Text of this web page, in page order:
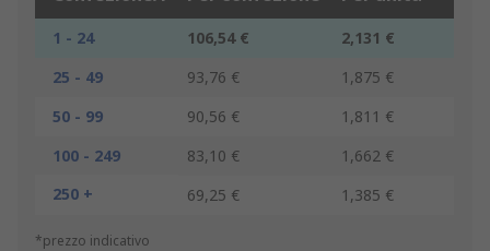
1 - 24 106,54 €
2,131 €
25 - 49
93,76 €
1,875 €
50 - 99
90,56 €
1,811 €
100 - 249
83,10 €
1,662 €
250 +
69,25 € 1,385 €
*prezzo indicativo